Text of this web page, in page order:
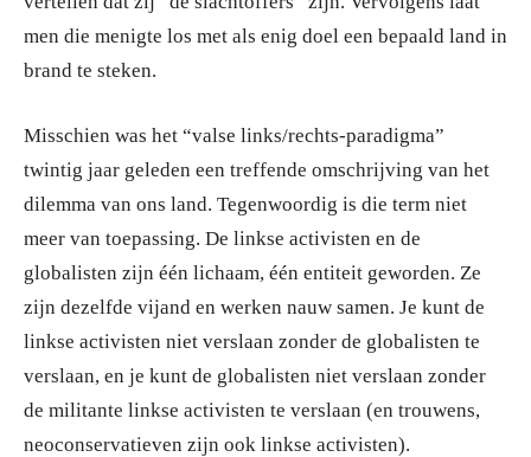
men die menigte los met als enig doel een bepaald land in
brand te steken.
Misschien was het “valse links/rechts-paradigma”
twintig jaar geleden een treffende omschrijving van het
dilemma van ons land. Tegenwoordig is die term niet
meer van toepassing. De linkse activisten en de
globalisten zijn één lichaam, één entiteit geworden. Ze
zijn dezelfde vijand en werken nauw samen. Je kunt de
linkse activisten niet verslaan zonder de globalisten te
verslaan, en je kunt de globalisten niet verslaan zonder
de militante linkse activisten te verslaan (en trouwens,
neoconservatieven zijn ook linkse activisten).